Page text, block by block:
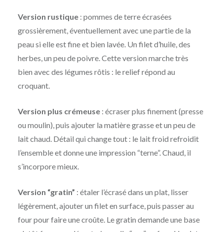
Version rustique: pommes de terre écrasées
grossièrement, éventuellement avec une partie de la
peau si elle est fine et bien lavée. Un filet d’huile, des
herbes, un peu de poivre. Cette version marche très
bien avec des légumes rôtis : le relief répond au
croquant.
Version plus crémeuse: écraser plus finement (presse
ou moulin), puis ajouter la matière grasse et un peu de
lait chaud. Détail qui change tout : le lait froid refroidit
l’ensemble et donne une impression “terne”. Chaud, il
s’incorpore mieux.
Version “gratin” : étaler l’écrasé dans un plat, lisser
légèrement, ajouter un filet en surface, puis passer au
four pour faire une croûte. Le gratin demande une base